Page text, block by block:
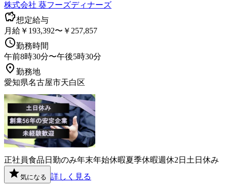
株式会社 葵フーズディナーズ
想定給与
月給￥193,392〜￥257,857
勤務時間
午前8時30分〜午後5時30分
勤務地
愛知県名古屋市天白区
正社員食品 日勤のみ年末年始休暇夏季休暇週休2日 土日休み
気になる 詳しく見る